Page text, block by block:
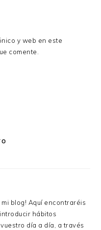
y web en este
comente.
blog! Aquí encontraréis
hábitos
día a día, a través